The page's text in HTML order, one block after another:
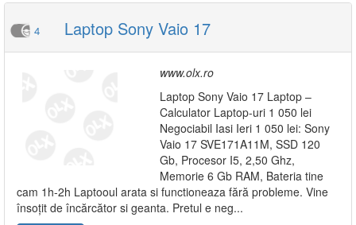
4 Laptop Sony Vaio 17
www.olx.ro
Laptop Sony Vaio 17 Laptop –
Calculator Laptop-uri 1 050 lei
Negociabil Iasi Ieri 1 050 lei: Sony
Vaio 17 SVE171A11M, SSD 120
Gb, Procesor I5, 2,50 Ghz,
Memorie 6 Gb RAM, Bateria tine
cam 1h-2h Laptooul arata si functioneaza fără probleme. Vine
însoțit de încărcător si geanta. Pretul e neg...